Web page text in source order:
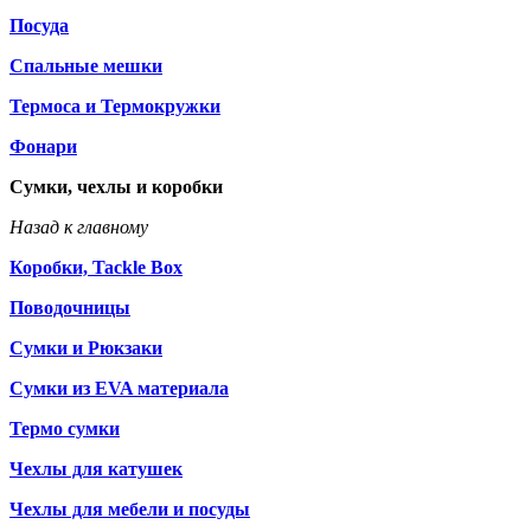
Посуда
Спальные мешки
Термоса и Термокружки
Фонари
Сумки, чехлы и коробки
Назад к главному
Коробки, Tackle Box
Поводочницы
Сумки и Рюкзаки
Сумки из EVA материала
Термо сумки
Чехлы для катушек
Чехлы для мебели и посуды